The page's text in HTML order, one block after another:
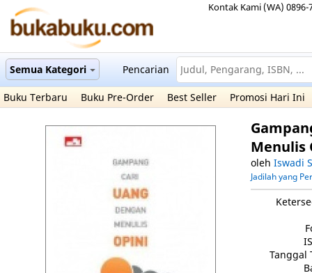
Kontak Kami (WA) 0896-
Semua Kategori Pencarian
Buku Terbaru Buku Pre-Order Best Seller Promosi Hari Ini
Menulis
oleh Iswadi
Jadilah yang
Tanggal